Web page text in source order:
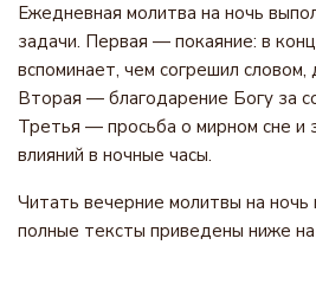
Ежедневная молитва на ночь
задачи. Первая — покаяние: в
вспоминает, чем согрешил
Вторая — благодарение Богу за
Третья — просьба о мирном сне и
влияний в ночные часы.
Читать вечерние молитвы на
полные тексты приведены ниже